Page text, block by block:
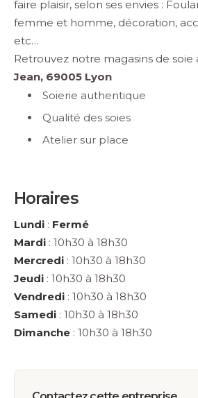
faire plaisir, selon ses envies :
femme et homme, décoration,
etc…
Retrouvez notre magasins de soie
Jean, 69005 Lyon
Soierie authentique
Qualité des soies
Atelier sur place
Horaires
Lundi : Fermé
Mardi : 10h30 à 18h30
Mercredi : 10h30 à 18h30
Jeudi : 10h30 à 18h30
Vendredi : 10h30 à 18h30
Samedi : 10h30 à 18h30
Dimanche : 10h30 à 18h30